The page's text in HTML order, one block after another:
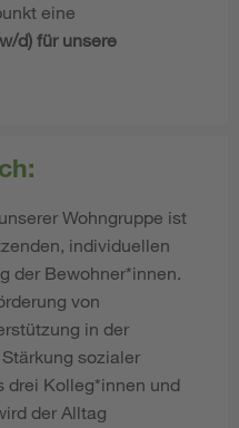
eine
d) für unsere
Wohngruppe ist
individuellen
der Bewohner*innen.
von
in der
sozialer
drei Kolleg*innen und
der Alltag